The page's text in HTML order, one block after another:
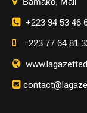
+223 94 53 46
+223 77 64 81